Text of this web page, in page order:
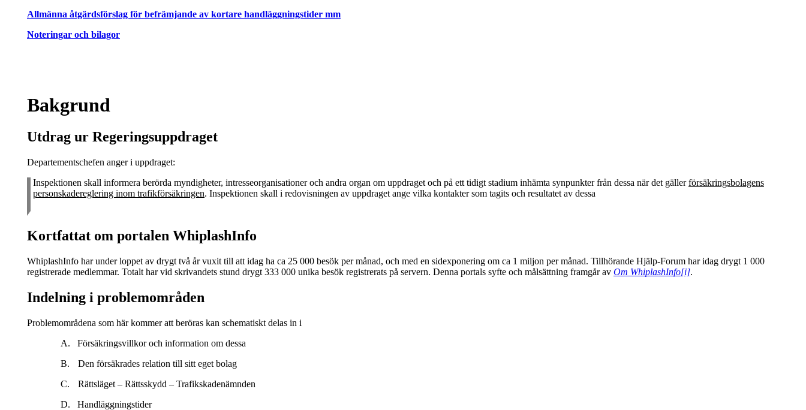
Allmänna åtgärdsförslag för befrämjande av kortare handläggningstider mm
Noteringar och bilagor
Bakgrund
Utdrag ur Regeringsuppdraget
Departementschefen anger i uppdraget:
Inspektionen skall informera berörda myndigheter, intresseorganisationer och andra organ om uppdraget och på ett tidigt stadium inhämta synpunkter från dessa när det gällerförsäkringsbolagens
personskadereglering inom trafikförsäkringen. Inspektionen skall i redovisningen av uppdraget ange vilka kontakter som tagits och resultatet av dessa
Kortfattat om portalen WhiplashInfo
WhiplashInfo har under loppet av drygt två år vuxit till att idag ha ca 25 000 besök per månad, och med en sidexponering om ca 1 miljon per månad. Tillhörande Hjälp-Forum har idag drygt 1 000
registrerade medlemmar. Totalt har vid skrivandets stund drygt 333 000 unika besök registrerats på servern. Denna portals syfte och målsättning framgår av Om WhiplashInfo[i].
Indelning i problemområden
Problemområdena som här kommer att beröras kan schematiskt delas in i
A.
Försäkringsvillkor och information om dessa
B.
Den försäkrades relation till sitt eget bolag
C.
Rättsläget – Rättsskydd – Trafikskadenämnden
D.
Handläggningstider